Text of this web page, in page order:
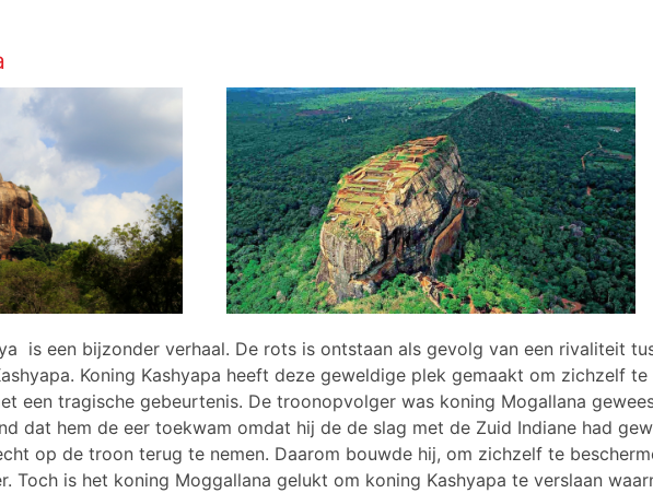
is een bijzonder verhaal. De rots is ontstaan ​​als gevolg van een rivaliteit
Koning Kashyapa heeft deze geweldige plek gemaakt om zichzelf
een tragische gebeurtenis. De troonopvolger was koning Mogallana
dat hem de eer toekwam omdat hij de de slag met de Zuid Indiane had
op de troon terug te nemen. Daarom bouwde hij, om zichzelf te
Toch is het koning Moggallana gelukt om koning Kashyapa te verslaan